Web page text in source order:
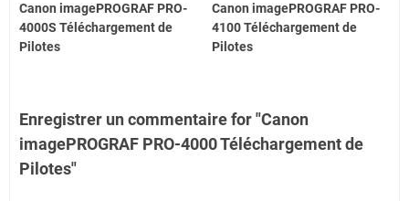
Canon imagePROGRAF PRO-
4000S Téléchargement de
Pilotes
Canon imagePROGRAF PRO-
4100 Téléchargement de
Pilotes
Enregistrer un commentaire for "Canon
imagePROGRAF PRO-4000 Téléchargement de
Pilotes"